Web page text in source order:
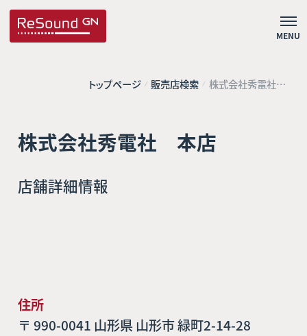
MENU
トップページ 販売店検索 株式会社秀電社
本店
株式会社秀電社 本店
店舗詳細情報
住所
〒 990-0041 山形県 山形市 緑町2-14-28